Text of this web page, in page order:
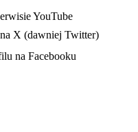
YouTube
X (dawniej Twitter)
na Facebooku